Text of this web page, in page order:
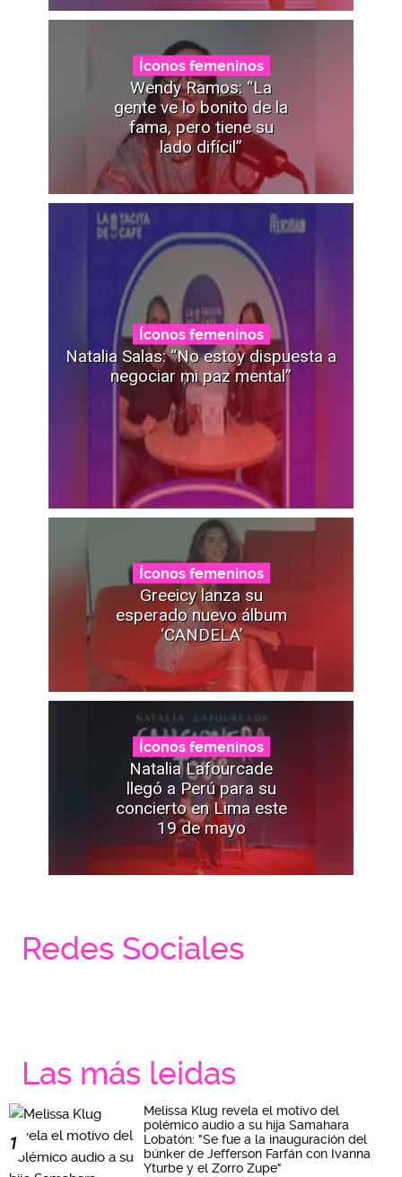
Íconos femeninos
Wendy Ramos: “La
gente ve lo bonito de la
fama, pero tiene su
lado difícil”
Íconos femeninos
Natalia Salas: “No estoy dispuesta a
negociar mi paz mental”
Íconos femeninos
Greeicy lanza su
esperado nuevo álbum
‘CANDELA’
Íconos femeninos
Natalia Lafourcade
llegó a Perú para su
concierto en Lima este
19 de mayo
Redes Sociales
Las más leidas
1
Melissa Klug revela el motivo del
polémico audio a su hija Samahara
Lobatón: "Se fue a la inauguración del
búnker de Jefferson Farfán con Ivanna
Yturbe y el Zorro Zupe"